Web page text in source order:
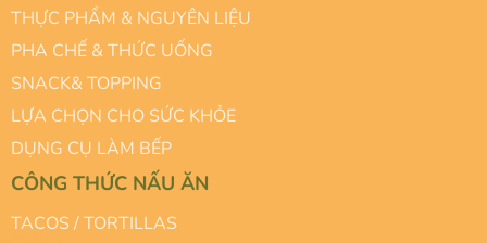
THỰC PHẨM & NGUYÊN LIỆU
PHA CHẾ & THỨC UỐNG
SNACK& TOPPING
LỰA CHỌN CHO SỨC KHỎE
DỤNG CỤ LÀM BẾP
CÔNG THỨC NẤU ĂN
TACOS / TORTILLAS